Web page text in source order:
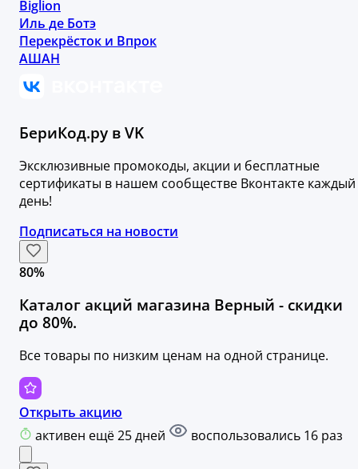
Biglion
Иль де Ботэ
Перекрёсток и Впрок
АШАН
БериКод.ру в VK
Эксклюзивные промокоды, акции и бесплатные
сертификаты в нашем сообществе Вконтакте каждый
день!
Подписаться на новости
80%
Каталог акций магазина Верный - скидки
до 80%.
Все товары по низким ценам на одной странице.
Открыть акцию
активен ещё 25 дней
воспользовались 16 раз